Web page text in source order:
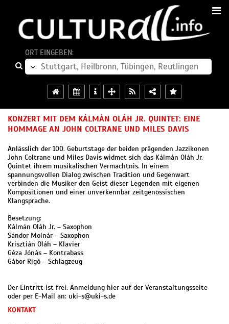
ORT EINGEBEN:
KONZERT MIT DEM KÁLMÁN OLÁH JR. QUINTET: EINE
HOMMAGE AN JOHN COLTRANE UND MILES DAVIS
Anlässlich der 100. Geburtstage der beiden prägenden Jazzikonen
John Coltrane und Miles Davis widmet sich das Kálmán Oláh Jr.
Quintet ihrem musikalischen Vermächtnis. In einem
spannungsvollen Dialog zwischen Tradition und Gegenwart
verbinden die Musiker den Geist dieser Legenden mit eigenen
Kompositionen und einer unverkennbar zeitgenössischen
Klangsprache.
Besetzung:
Kálmán Oláh Jr. – Saxophon
Sándor Molnár – Saxophon
Krisztián Oláh – Klavier
Géza Jónás – Kontrabass
Gábor Rigó – Schlagzeug
Der Eintritt ist frei. Anmeldung hier auf der Veranstaltungsseite
oder per E-Mail an: uki-s@uki-s.de
KONTAKT